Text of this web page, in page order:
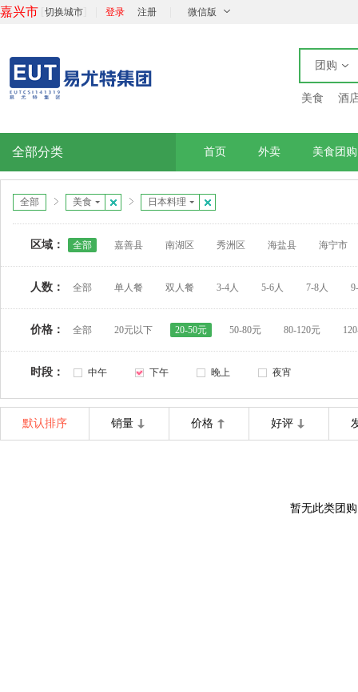
嘉兴市 切换城市 登录 注册 微信版
团购
美食 酒
全部分类 首页 外卖 美食团购
全部 美食 日本料理
区域： 全部 嘉善县 南湖区 秀洲区 海盐县 海宁市
人数： 全部 单人餐 双人餐 3-4人 5-6人 7-8人
价格： 全部 20元以下 20-50元 50-80元 80-120元
时段： 中午 下午 晚上 夜宵
默认排序 销量 价格 好评
暂无此类团